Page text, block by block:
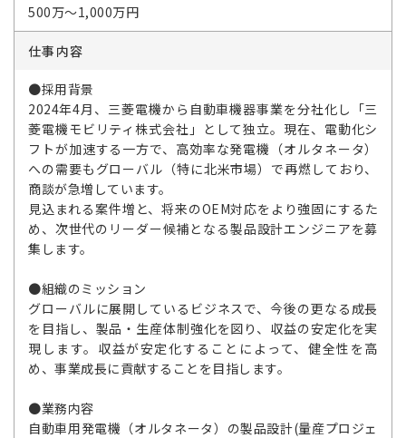
500万～1,000万円
仕事内容
●採用背景
2024年4月、三菱電機から自動車機器事業を分社化し「三
菱電機モビリティ株式会社」として独立。現在、電動化シ
フトが加速する一方で、高効率な発電機（オルタネータ）
への需要もグローバル（特に北米市場）で再燃しており、
商談が急増しています。
見込まれる案件増と、将来のOEM対応をより強固にするた
め、次世代のリーダー候補となる製品設計エンジニアを募
集します。
●組織のミッション
グローバルに展開しているビジネスで、今後の更なる成長
を目指し、製品・生産体制強化を図り、収益の安定化を実
現します。収益が安定化することによって、健全性を高
め、事業成長に貢献することを目指します。
●業務内容
自動車用発電機（オルタネータ）の製品設計(量産プロジェ